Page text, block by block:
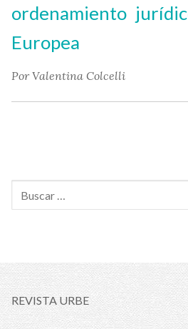
ordenamiento
Europea
Por Valentina Colcelli
REVISTA URBE